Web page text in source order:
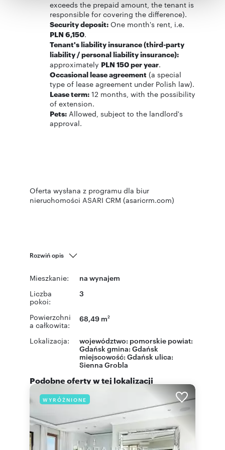
korzystania z ich usług.
exceeds the prepaid amount, the tenant is
responsible for covering the difference).
Security deposit: One month's rent, i.e.
PLN 6,150.
Tenant's liability insurance (third-party
liability / personal liability insurance):
approximately PLN 150 per year.
Occasional lease agreement (a special
type of lease agreement under Polish law).
Lease term: 12 months, with the possibility
of extension.
Pets: Allowed, subject to the landlord's
approval.
Oferta wysłana z programu dla biur
nieruchomości ASARI CRM (asaricrm.com)
Rozwiń opis
Mieszkanie: na wynajem
Liczba
pokoi:
3
Powierzchni
a całkowita:
68,49 m2
Lokalizacja: województwo: pomorskie powiat:
Gdańsk gmina:Gdańsk
miejscowość: Gdańsk ulica:
Sienna Grobla
Podobne oferty w tej lokalizacji
WYRÓŻNIONE